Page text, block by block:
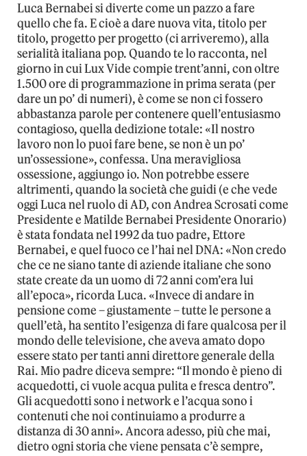
Luca Bernabei si diverte come un pazzo a fare
quello che fa. E cioè a dare nuova vita, titolo per
titolo, progetto per progetto (ci arriveremo), alla
serialità italiana pop. Quando te lo racconta, nel
giorno in cui Lux Vide compie trent’anni, con oltre
1.500 ore di programmazione in prima serata (per
dare un po’ di numeri), è come se non ci fossero
abbastanza parole per contenere quell’entusiasmo
contagioso, quella dedizione totale: «Il nostro
lavoro non lo puoi fare bene, se non è un po’
un’ossessione», confessa. Una meravigliosa
ossessione, aggiungo io. Non potrebbe essere
altrimenti, quando la società che guidi (e che vede
oggi Luca nel ruolo di AD, con Andrea Scrosati come
Presidente e Matilde Bernabei Presidente Onorario)
è stata fondata nel 1992 da tuo padre, Ettore
Bernabei, e quel fuoco ce l’hai nel DNA: «Non credo
che ce ne siano tante di aziende italiane che sono
state create da un uomo di 72 anni com’era lui
all’epoca», ricorda Luca. «Invece di andare in
pensione come – giustamente – tutte le persone a
quell’età, ha sentito l’esigenza di fare qualcosa per il
mondo delle televisione, che aveva amato dopo
essere stato per tanti anni direttore generale della
Rai. Mio padre diceva sempre: “Il mondo è pieno di
acquedotti, ci vuole acqua pulita e fresca dentro”.
Gli acquedotti sono i network e l’acqua sono i
contenuti che noi continuiamo a produrre a
distanza di 30 anni». Ancora adesso, più che mai,
dietro ogni storia che viene pensata c’è sempre,